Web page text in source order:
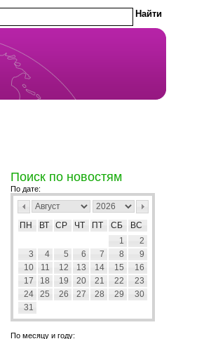
Поиск по новостям
По дате:
ПН ВТ СР ЧТ ПТ СБ
ВС
1
2
3
4 5 6 7 8
9
10
11 12 13 14 15
16
17
18 19 20 21 22
23
24
25 26 27 28 29
30
31
По месяцу и году: